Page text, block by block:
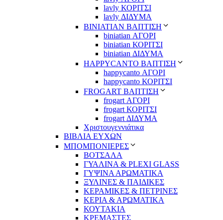
lavly ΚΟΡΙΤΣΙ
lavly ΔΙΔΥΜΑ
ΒΙΝΙΑΤΙΑΝ ΒΑΠΤΙΣΗ
biniatian ΑΓΟΡΙ
biniatian ΚΟΡΙΤΣΙ
biniatian ΔΙΔΥΜΑ
HAPPYCANTO ΒΑΠΤΙΣΗ
happycanto ΑΓΟΡΙ
happycanto ΚΟΡΙΤΣΙ
FROGART ΒΑΠΤΙΣΗ
frogart ΑΓΟΡΙ
frogart ΚΟΡΙΤΣΙ
frogart ΔΙΔΥΜΑ
Χριστουγεννιάτικα
ΒΙΒΛΙΑ ΕΥΧΩΝ
ΜΠΟΜΠΟΝΙΕΡΕΣ
ΒΟΤΣΑΛΑ
ΓΥΑΛΙΝΑ & PLEXI GLASS
ΓΥΨΙΝΑ ΑΡΩΜΑΤΙΚΑ
ΞΥΛΙΝΕΣ & ΠΑΙΔΙΚΕΣ
ΚΕΡΑΜΙΚΕΣ & ΠΕΤΡΙΝΕΣ
ΚΕΡΙΑ & ΑΡΩΜΑΤΙΚΑ
ΚΟΥΤΑΚΙΑ
ΚΡΕΜΑΣΤΕΣ